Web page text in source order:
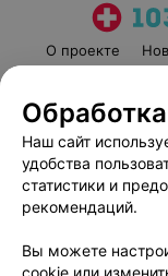
О проекте
Наш сайт
удобства
статистики и
рекомендаций.
Вы можете
cookie или